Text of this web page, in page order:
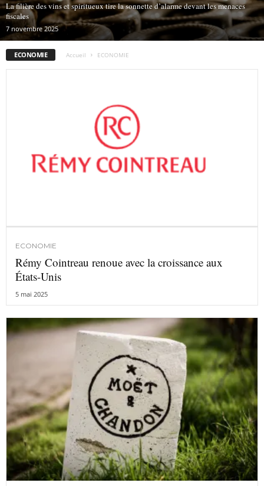
La filière des vins et spiritueux tire la sonnette d’alarme devant les menaces
fiscales
7 novembre 2025
ECONOMIE Accueil ECONOMIE
ECONOMIE
Rémy Cointreau renoue avec la croissance aux
États-Unis
5 mai 2025